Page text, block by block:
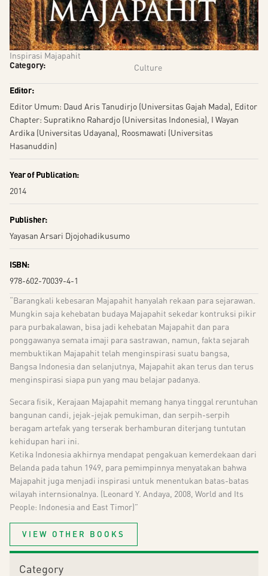
Category
Inspirasi Majapahit
Category:
Culture
Editor:
Editor Umum: Daud Aris Tanudirjo (Universitas Gajah Mada), Editor
Chapter: Supratikno Rahardjo (Universitas Indonesia), I Wayan
Ardika (Universitas Udayana), Roosmawati (Universitas
Hasanuddin)
Year of Publication:
2014
Publisher:
Yayasan Arsari Djojohadikusumo
ISBN:
978-602-70039-4-1
“Barangkali kebesaran Majapahit hanyalah rekaan para sejarawan.
Mungkin saja kehebatan budaya Majapahit sekedar kontruksi pikir
para purbakalawan, bisa jadi kehebatan Majapahit dan para
ponggawanya semata imaji para sastrawan, namun, fakta sejarah
membuktikan Majapahit telah menginspirasi suatu bangsa,
Bangsa Indonesia dan selanjutnya, Majapahit akan terus dan terus
menginspirasi siapa pun yang mau belajar padanya.
Secara fisik, Kerajaan Majapahit memang hanya tinggal reruntuhan
bangunan candi, jejak-jejak pemukiman, dan serpih-serpih
beragam artefak yang terserak berhamburan diterjang tuntutan
kehidupan hari ini.
Ketika Indonesia akhirnya mendapat pengakuan kemerdekaan dari
Belanda pada tahun 1949, para pemimpinnya menyatakan bahwa
Majapahit juga menjadi inspirasi untuk menentukan batas-batas
wilayah internsionalnya. (Leonard Y. Andaya, 2008, World and Its
People: Indonesia and East Timor)”
VIEW OTHER BOOKS